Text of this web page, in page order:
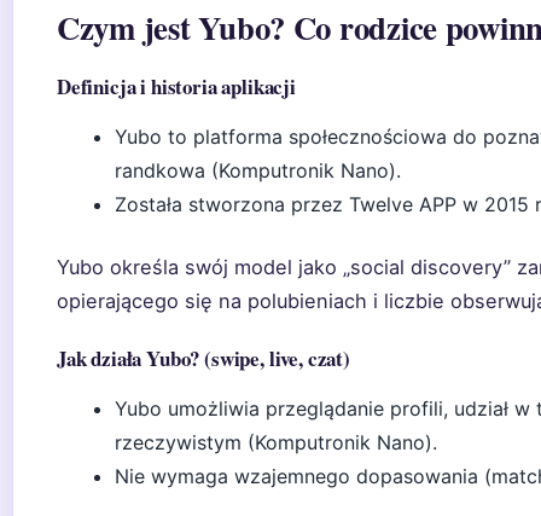
Czym jest Yubo? Co rodzice
Definicja i historia aplikacji
Yubo to platforma społecznościowa do
randkowa (Komputronik Nano).
Została stworzona przez Twelve APP w
Yubo określa swój model jako „social discovery”
opierającego się na polubieniach i liczbie
Jak działa Yubo? (swipe, live, czat)
Yubo umożliwia przeglądanie profili, udział
rzeczywistym (Komputronik Nano).
Nie wymaga wzajemnego dopasowania